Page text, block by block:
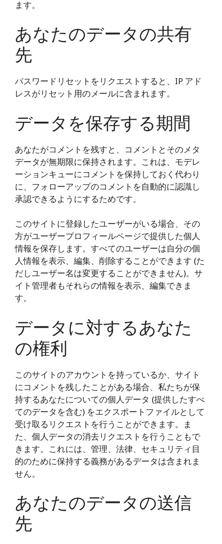
ます。
あなたのデータの共有
先
パスワードリセットをリクエストすると、IP アド
レスがリセット用のメールに含まれます。
データを保存する期間
あなたがコメントを残すと、コメントとそのメタ
データが無期限に保持されます。これは、モデレ
ーションキューにコメントを保持しておく代わり
に、フォローアップのコメントを自動的に認識し
承認できるようにするためです。
このサイトに登録したユーザーがいる場合、その
方がユーザープロフィールページで提供した個人
情報を保存します。すべてのユーザーは自分の個
人情報を表示、編集、削除することができます (た
だしユーザー名は変更することができません)。サ
イト管理者もそれらの情報を表示、編集できま
す。
データに対するあなた
の権利
このサイトのアカウントを持っているか、サイト
にコメントを残したことがある場合、私たちが保
持するあなたについての個人データ (提供したすべ
てのデータを含む) をエクスポートファイルとして
受け取るリクエストを行うことができます。ま
た、個人データの消去リクエストを行うこともで
きます。これには、管理、法律、セキュリティ目
的のために保持する義務があるデータは含まれま
せん。
あなたのデータの送信
先